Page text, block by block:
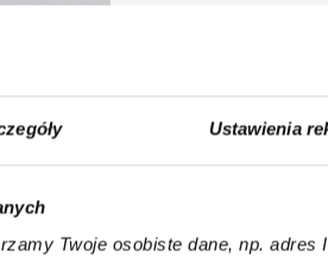
Ustawienia
Twoje osobiste dane, np. adres